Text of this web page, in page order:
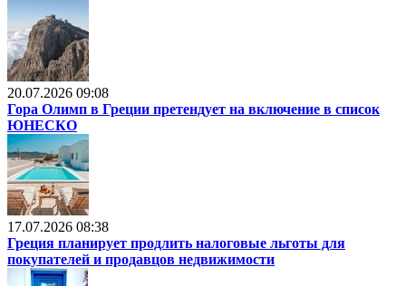
20.07.2026 09:08
Гора Олимп в Греции претендует на включение в список
ЮНЕСКО
17.07.2026 08:38
Греция планирует продлить налоговые льготы для
покупателей и продавцов недвижимости